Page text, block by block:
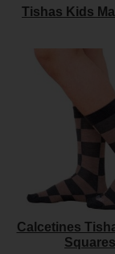
Tishas Kids
Calcetines
Squares